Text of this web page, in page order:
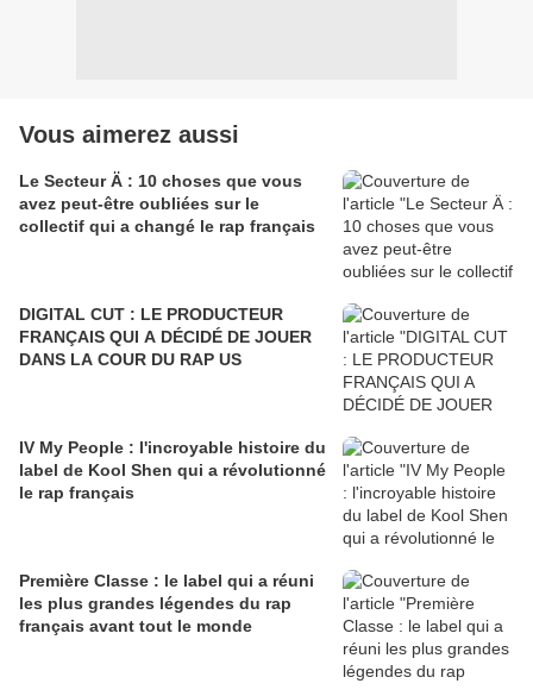
Vous aimerez aussi
Le Secteur Ä : 10 choses que vous
avez peut-être oubliées sur le
collectif qui a changé le rap français
DIGITAL CUT : LE PRODUCTEUR
FRANÇAIS QUI A DÉCIDÉ DE JOUER
DANS LA COUR DU RAP US
IV My People : l'incroyable histoire du
label de Kool Shen qui a révolutionné
le rap français
Première Classe : le label qui a réuni
les plus grandes légendes du rap
français avant tout le monde